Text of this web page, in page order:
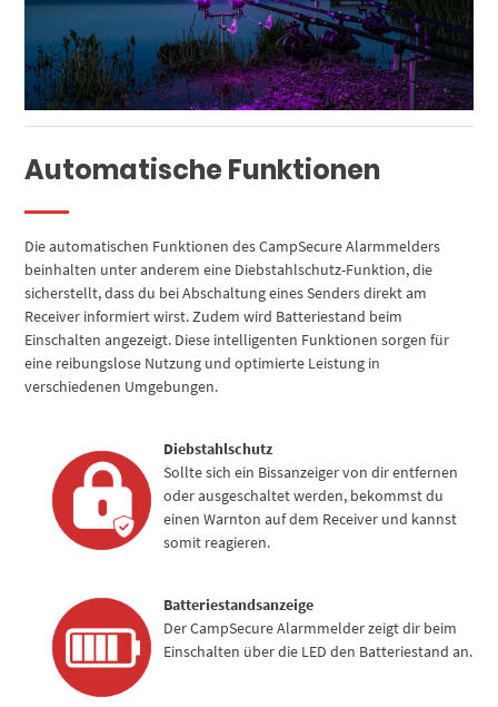
Automatische Funktionen
Die automatischen Funktionen des CampSecure Alarmmelders
beinhalten unter anderem eine Diebstahlschutz-Funktion, die
sicherstellt, dass du bei Abschaltung eines Senders direkt am
Receiver informiert wirst. Zudem wird Batteriestand beim
Einschalten angezeigt. Diese intelligenten Funktionen sorgen für
eine reibungslose Nutzung und optimierte Leistung in
verschiedenen Umgebungen.
Diebstahlschutz
Sollte sich ein Bissanzeiger von dir entfernen
oder ausgeschaltet werden, bekommst du
einen Warnton auf dem Receiver und kannst
somit reagieren.
Batteriestandsanzeige
Der CampSecure Alarmmelder zeigt dir beim
Einschalten über die LED den Batteriestand an.